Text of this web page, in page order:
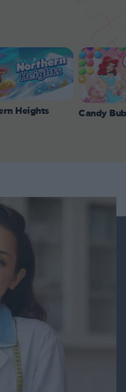
Heights Candy